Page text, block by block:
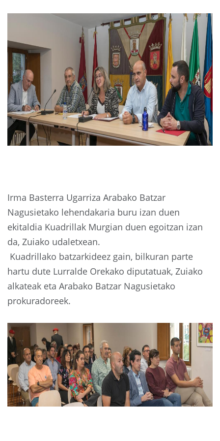
Irma Basterra Ugarriza Arabako Batzar
Nagusietako lehendakaria buru izan duen
ekitaldia Kuadrillak Murgian duen egoitzan izan
da, Zuiako udaletxean.
Kuadrillako batzarkideez gain, bilkuran parte
hartu dute Lurralde Orekako diputatuak, Zuiako
alkateak eta Arabako Batzar Nagusietako
prokuradoreek.